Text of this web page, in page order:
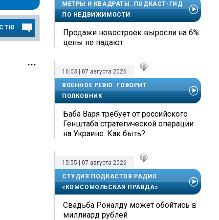
МЕТРЫ И КВАДРАТЫ. ПОДКАСТ-ГИД
ПО НЕДВИЖИМОСТИ
Продажи новостроек выросли на 6%:
цены не падают
16:03 | 07 августа 2026
ВОЕННОЕ РЕВЮ. ГОВОРИТ
ПОЛКОВНИК
Баба Варя требует от российского
Генштаба стратегической операции
на Украине. Как быть?
15:55 | 07 августа 2026
СТУДИЯ ПОДКАСТОВ РАДИО
«КОМСОМОЛЬСКАЯ ПРАВДА»
Свадьба Роналду может обойтись в
миллиард рублей